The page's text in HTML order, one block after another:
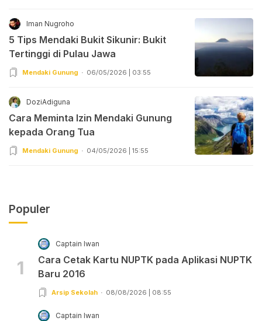
Iman Nugroho
5 Tips Mendaki Bukit Sikunir: Bukit
Tertinggi di Pulau Jawa
Mendaki Gunung 06/05/2026 | 03:55
DoziAdiguna
Cara Meminta Izin Mendaki Gunung
kepada Orang Tua
Mendaki Gunung 04/05/2026 | 15:55
Populer
1
Captain Iwan
Cara Cetak Kartu NUPTK pada Aplikasi NUPTK
Baru 2016
Arsip Sekolah 08/08/2026 | 08:55
Captain Iwan